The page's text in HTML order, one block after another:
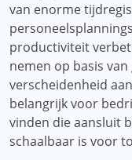
van enorme
productiviteit
nemen op basis
verscheidenheid
belangrijk voor
vinden die aansluit
schaalbaar is voor